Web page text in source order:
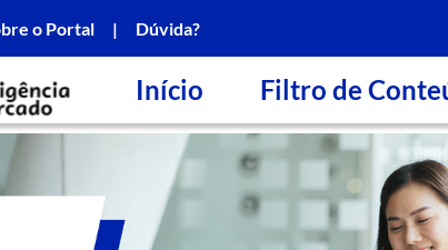
o Portal | Dúvida?
Início Filtro de